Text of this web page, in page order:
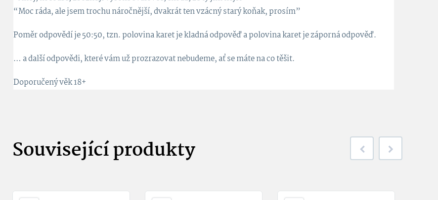
“Moc ráda, ale jsem trochu náročnější, dvakrát ten vzácný starý koňak, prosím”
Poměr odpovědí je 50:50, tzn. polovina karet je kladná odpověď a polovina karet je záporná odpověď.
… a další odpovědi, které vám už prozrazovat nebudeme, ať se máte na co těšit.
Doporučený věk 18+
Souvisejícíprodukty